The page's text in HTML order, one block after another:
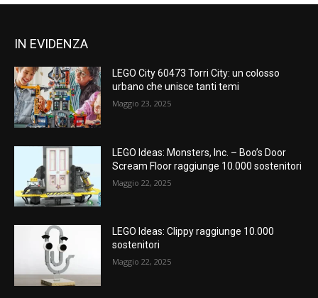
IN EVIDENZA
LEGO City 60473 Torri City: un colosso
urbano che unisce tanti temi
Maggio 23, 2025
LEGO Ideas: Monsters, Inc. – Boo’s Door
Scream Floor raggiunge 10.000 sostenitori
Maggio 22, 2025
LEGO Ideas: Clippy raggiunge 10.000
sostenitori
Maggio 22, 2025